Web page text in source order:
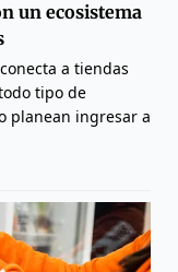
un ecosistema
a tiendas
tipo de
planean ingresar a